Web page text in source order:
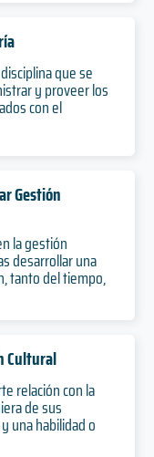
que se
y proveer los
con el
Gestión
la gestión
desarrollar una
tanto del tiempo,
Cultural
relación con la
de sus
una habilidad o